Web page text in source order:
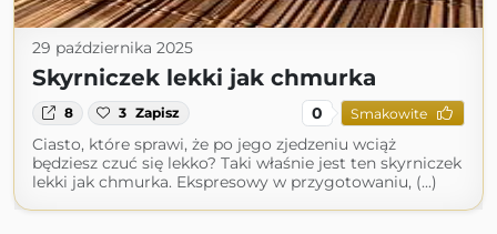
29 października 2025
Skyrniczek lekki jak chmurka
8 3 Zapisz 0 Smakowite
Ciasto, które sprawi, że po jego zjedzeniu wciąż
będziesz czuć się lekko? Taki właśnie jest ten skyrniczek
lekki jak chmurka. Ekspresowy w przygotowaniu, (...)